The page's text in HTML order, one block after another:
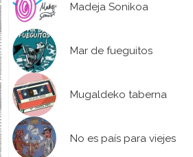
Madeja Sonikoa
Mar de fueguitos
Mugaldeko taberna
No es país para viejes